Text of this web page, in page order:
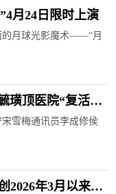
月24日限时上演
的月球光影魔术——“月
璜顶医院“复活”
雪梅通讯员李成修侯
2026年3月以来新